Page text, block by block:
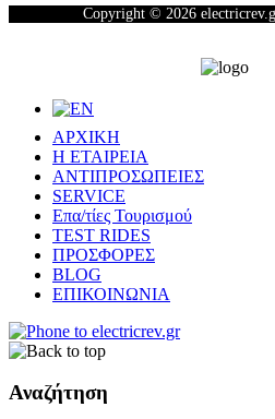
Copyright © 2026
ΑΡΧΙΚΗ
Η ΕΤΑΙΡΕΙΑ
ΑΝΤΙΠΡΟΣΩΠΕΙΕΣ
SERVICE
Επα/τίες Τουρισμού
TEST RIDES
ΠΡΟΣΦΟΡΕΣ
BLOG
ΕΠΙΚΟΙΝΩΝΙΑ
Αναζήτηση